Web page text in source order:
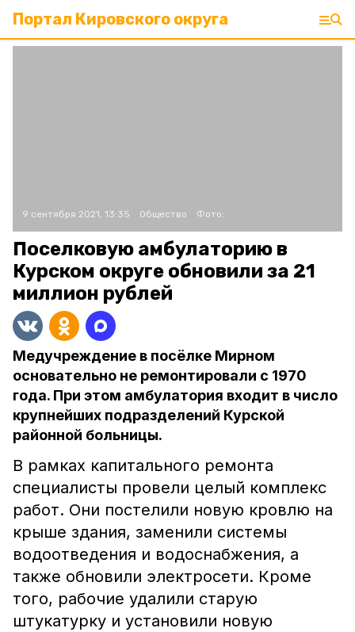
Портал Кировского округа
9 сентября 2021, 13:35 Общество Фото:
Поселковую амбулаторию в
Курском округе обновили за 21
миллион рублей
Медучреждение в посёлке Мирном
основательно не ремонтировали с 1970
года. При этом амбулатория входит в число
крупнейших подразделений Курской
районной больницы.
В рамках капитального ремонта
специалисты провели целый комплекс
работ. Они постелили новую кровлю на
крыше здания, заменили системы
водоотведения и водоснабжения, а
также обновили электросети. Кроме
того, рабочие удалили старую
штукатурку и установили новую